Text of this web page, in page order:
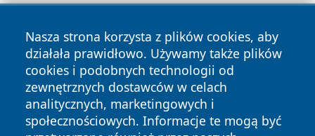
Nasza strona korzysta z plików cookies, aby
działała prawidłowo. Używamy także plików
cookies i podobnych technologii od
zewnętrznych dostawców w celach
analitycznych, marketingowych i
społecznościowych. Informacje te mogą być
Copyright © 2026 wrotatarnowa.pl Wszystkie prawa
zastrzeżone.